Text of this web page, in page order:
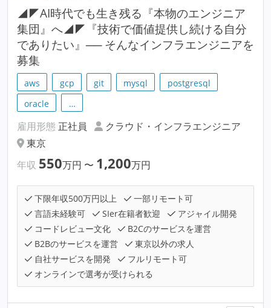
◢◤AI時代でも生き残る『本物のエンジニア
集団』へ◢◤『技術で価値提供し続ける自分
でありたい』── そんなインフラエンジニアを
募集
aws gcp git mysql
postgresql
oracle
…
雇用形態 正社員
クラウド・インフラエンジニア
東京
年収 550万円 〜 1,200万円
下限年収500万円以上
一部リモート可
言語未経験可
SIer在籍者歓迎
アジャイル開発
コードレビュー文化
B2Cのサービスを運営
B2Bのサービスを運営
東京以外の求人
自社サービスを開発
フルリモート可
オンラインで選考が受けられる